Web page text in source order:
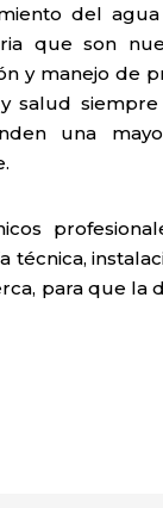
del
que son
y manejo de
salud
una
técnica,
para que la